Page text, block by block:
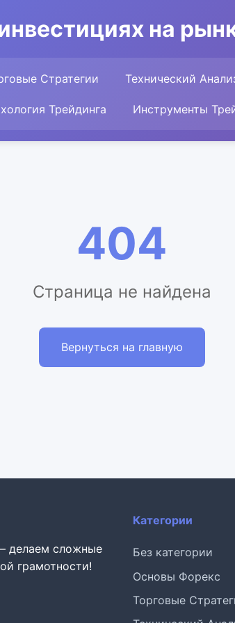
на
Стратегии Технический
Трейдинга Инструменты
404
Страница не найдена
Вернуться на главную
делаем сложные
грамотности!
Категории
Без категории
Основы Форекс
Торговые